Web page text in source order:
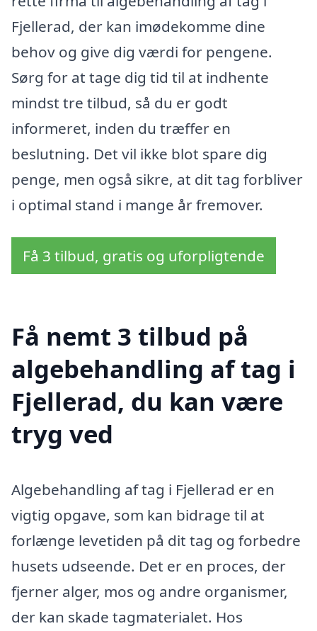
Fjellerad, der kan imødekomme dine
behov og give dig værdi for pengene.
Sørg for at tage dig tid til at indhente
mindst tre tilbud, så du er godt
informeret, inden du træffer en
beslutning. Det vil ikke blot spare dig
penge, men også sikre, at dit tag forbliver
i optimal stand i mange år fremover.
Få 3 tilbud, gratis og uforpligtende
Få nemt 3 tilbud på
algebehandling af tag i
Fjellerad, du kan være
tryg ved
Algebehandling af tag i Fjellerad er en
vigtig opgave, som kan bidrage til at
forlænge levetiden på dit tag og forbedre
husets udseende. Det er en proces, der
fjerner alger, mos og andre organismer,
der kan skade tagmaterialet. Hos